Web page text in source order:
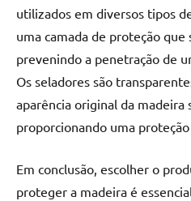
utilizados em diversos tipos
uma camada de proteção que
prevenindo a penetração de
Os seladores são
aparência original da madeira
proporcionando uma
Em conclusão, escolher o
proteger a madeira é